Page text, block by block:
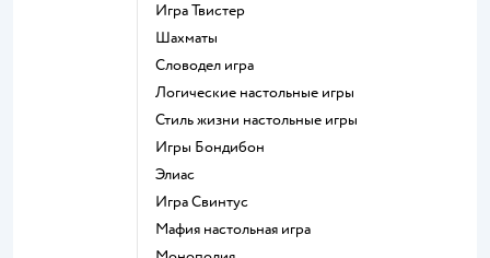
Игра Твистер
Шахматы
Словодел игра
Логические настольные игры
Стиль жизни настольные игры
Игры Бондибон
Элиас
Игра Свинтус
Мафия настольная игра